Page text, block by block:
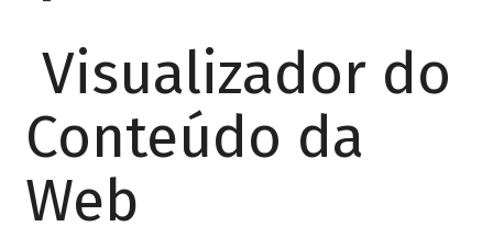
Visualizador do
Conteúdo da
Web